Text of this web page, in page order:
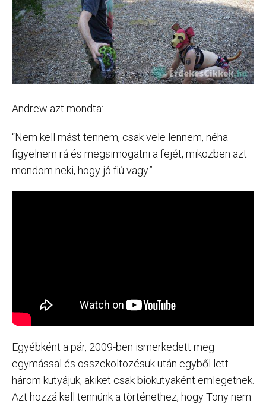
Andrew azt mondta:
“Nem kell mást tennem, csak vele lennem, néha
figyelnem rá és megsimogatni a fejét, miközben azt
mondom neki, hogy jó fiú vagy.”
Egyébként a pár, 2009-ben ismerkedett meg
egymással és összeköltözésük után egyből lett
három kutyájuk, akiket csak biokutyaként emlegetnek.
Azt hozzá kell tennünk a történethez, hogy Tony nem